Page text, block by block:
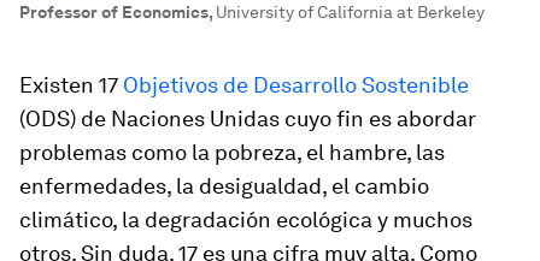
Professor of Economics, University of California at Berkeley
Existen 17 Objetivos de Desarrollo Sostenible
(ODS) de Naciones Unidas cuyo fin es abordar
problemas como la pobreza, el hambre, las
enfermedades, la desigualdad, el cambio
climático, la degradación ecológica y muchos
otros. Sin duda, 17 es una cifra muy alta. Como